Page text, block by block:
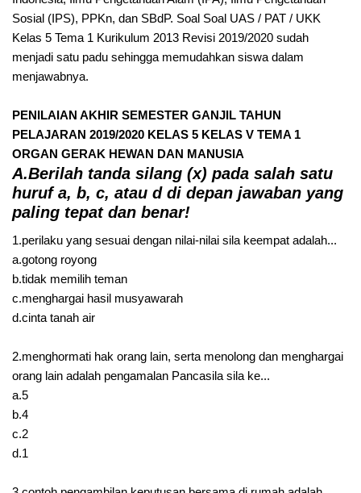
Sosial (IPS), PPKn, dan SBdP. Soal Soal UAS / PAT / UKK
Kelas 5 Tema 1 Kurikulum 2013 Revisi 2019/2020 sudah
menjadi satu padu sehingga memudahkan siswa dalam
menjawabnya.
PENILAIAN AKHIR SEMESTER GANJIL TAHUN
PELAJARAN 2019/2020 KELAS 5 KELAS V TEMA 1
ORGAN GERAK HEWAN DAN MANUSIA
A.Berilah tanda silang (x) pada salah satu
huruf a, b, c, atau d di depan jawaban yang
paling tepat dan benar!
1.perilaku yang sesuai dengan nilai-nilai sila keempat adalah...
a.gotong royong
b.tidak memilih teman
c.menghargai hasil musyawarah
d.cinta tanah air
2.menghormati hak orang lain, serta menolong dan menghargai
orang lain adalah pengamalan Pancasila sila ke...
a.5
b.4
c.2
d.1